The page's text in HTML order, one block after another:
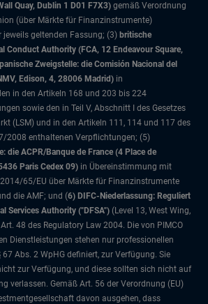
Quay, Dublin 1 D01 F7X3) gemäß Verordnung
(über Märkte für Finanzinstrumente)
jeweils geltenden Fassung; (3) britische
Conduct Authority (FCA, 12 Endeavour Square,
Zweigstelle: die Comisión Nacional del
Edison, 4, 28006 Madrid) in
in den Artikeln 168 und 203 bis 224
sowie den in Teil V, Abschnitt I des Gesetzes
(LSM) und in den Artikeln 111, 114 und 117 des
2008 enthaltenen Verpflichtungen; (5)
die ACPR/Banque de France (4 Place de
Paris Cedex 09) in Übereinstimmung mit
65/EU über Märkte für Finanzinstrumente
die AMF; und (6) DIFC-Niederlassung: Reguliert
Services Authority ("DFSA") (Level 13, West Wing,
48 des Regulatory Law 2004. Die von PIMCO
Dienstleistungen stehen nur professionellen
67 Abs. 2 WpHG definiert, zur Verfügung. Sie
zur Verfügung, und diese sollten sich nicht auf
verlassen. Gemäß Art. 56 der Verordnung (EU)
davon ausgehen, dass